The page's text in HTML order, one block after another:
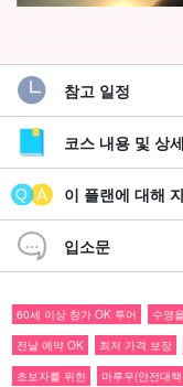
석양과 맹
이리오모테 섬 숙박자
SUPor 카누와 맹그로
오후에 출발하기 때문
추천 포인트
참고 일정
코스 내용 및 상
이 플랜에 대해
입소문
60세 이상 참가 OK 투어 수영
전날 예약 OK
최저 가격 보장
초보자를 위한
마루우(안전대